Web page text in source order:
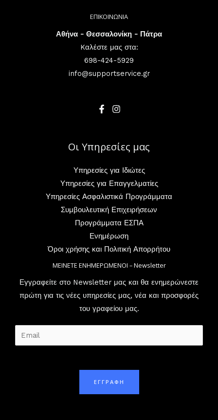
ΕΠΙΚΟΙΝΩΝΙΑ
Αθήνα - Θεσσαλονίκη - Πάτρα
Kαλέστε μας στα:
698-424-5929
info@supportservice.gr
Οι Υπηρεσίες μας
Υπηρεσίες για Ιδιώτες
Υπηρεσίες για Επαγγελματίες
Υπηρεσίες Ασφαλιστικά Προγράμματα
Συμβουλευτική Επιχειρήσεων
Προγράμματα ΕΣΠΑ
Ενημέρωση
Όροι χρήσης και Πολιτική Απορρήτου
ΜΕΙΝΕΤΕ ΕΝΗΜΕΡΩΜΕΝΟΙ – Newsletter
Εγγραφείτε στο Newsletter μας και θα ενημερώνεστε
πρώτη για τις νέες υπηρεσίες μας, νέα και προσφορές
του γραφείου μας.
m
ΕΓΓΡΑΦΗ